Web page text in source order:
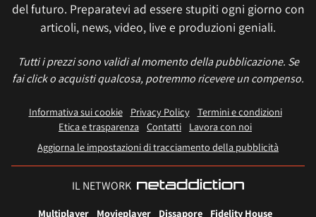
del futuro. Preparatevi ad essere stupiti ogni giorno con
articoli, news, video, live e produzioni geniali.
Tutti i prezzi sono validi al momento della pubblicazione. Se
fai click o acquisti qualcosa, potremmo ricevere un compenso.
Informativa sui cookie Privacy Policy
Termini e condizioni
Etica e trasparenza Contatti
Lavora con noi
Aggiorna le impostazioni di tracciamento della pubblicità
IL NETWORK
Multiplayer Movieplayer Dissapore Fidelity House